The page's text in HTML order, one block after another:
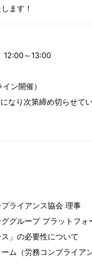
ます！
12:00～13:00
ン開催）
なり次第締め切らせてい
ライアンス協会 理事
ググループ プラットフ
」の必要性について
ム（労務コンプライア